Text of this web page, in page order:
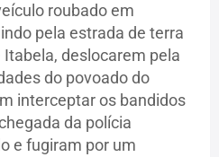
roubado em
pela estrada de terra
deslocarem pela
do povoado do
interceptar os bandidos
da polícia
e fugiram por um